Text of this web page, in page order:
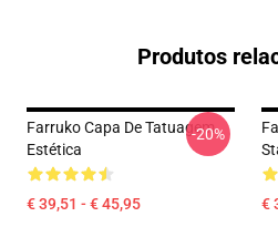
Produtos
Farruko Capa De Tatuagem
Estética
€ 39,51 - € 45,95
-20%
€